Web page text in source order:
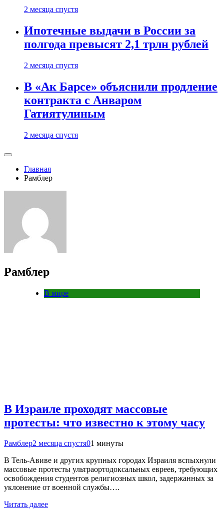
2 месяца спустя
Ипотечные выдачи в России за
полгода превысят 2,1 трлн рублей
2 месяца спустя
В «Ак Барсе» объяснили продление
контракта с Анваром
Гатиятулиным
2 месяца спустя
Главная
Рамблер
Рамблер
В мире
В Израиле проходят массовые
протесты: что известно к этому часу
Рамблер2 месяца спустя01 минуты
В Тель-Авиве и других крупных городах Израиля вспыхнули
массовые протесты ультраортодоксальных евреев, требующих
освобождения студентов религиозных школ, задержанных за
уклонение от военной службы….
Читать далее